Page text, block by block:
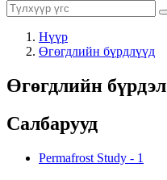
Нүүр
Өгөгдлийн бүрдлүүд
Өгөгдлийн бүрдэл
Салбарууд
Permafrost Study - 1